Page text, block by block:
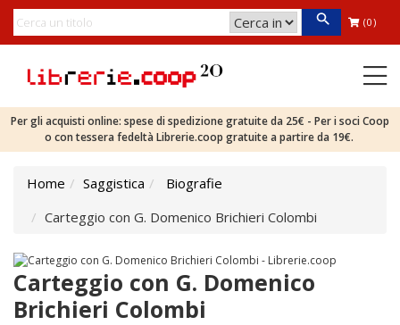
(0)
Per gli acquisti online: spese di spedizione gratuite da 25€ - Per i soci Coop
o con tessera fedeltà Librerie.coop gratuite a partire da 19€.
Home Saggistica
Biografie
Carteggio con G. Domenico Brichieri Colombi
Carteggio con G. Domenico
Brichieri Colombi